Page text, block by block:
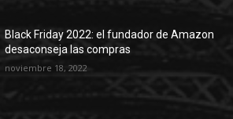
Black Friday 2022: el fundador de Amazon
desaconseja las compras
noviembre 18, 2022